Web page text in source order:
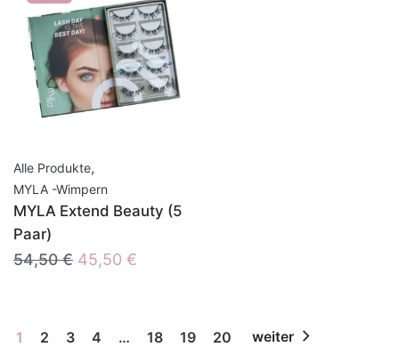
Alle Produkte,
MYLA -Wimpern
MYLA Extend Beauty (5
Paar)
54,50€ Ursprünglicher
54,50 €
45,50 €
45,50 €.
1 2 3 4 … 18 19 20 weiter